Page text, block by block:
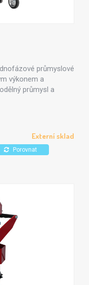
průmyslové
výkonem a
průmysl a
panelu, který v
Externí sklad
Porovnat